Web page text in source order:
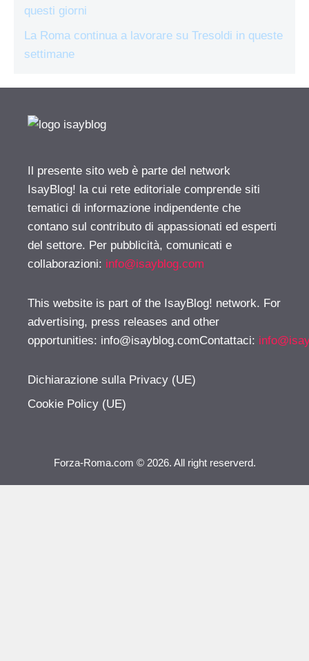
questi giorni
La Roma continua a lavorare su Tresoldi in queste
settimane
Il presente sito web è parte del network
IsayBlog! la cui rete editoriale comprende siti
tematici di informazione indipendente che
contano sul contributo di appassionati ed esperti
del settore. Per pubblicità, comunicati e
collaborazioni: info@isayblog.com
This website is part of the IsayBlog! network. For
advertising, press releases and other
opportunities: info@isayblog.comContattaci:
Dichiarazione sulla Privacy (UE)
Cookie Policy (UE)
Forza-Roma.com © 2026. All right reserverd.